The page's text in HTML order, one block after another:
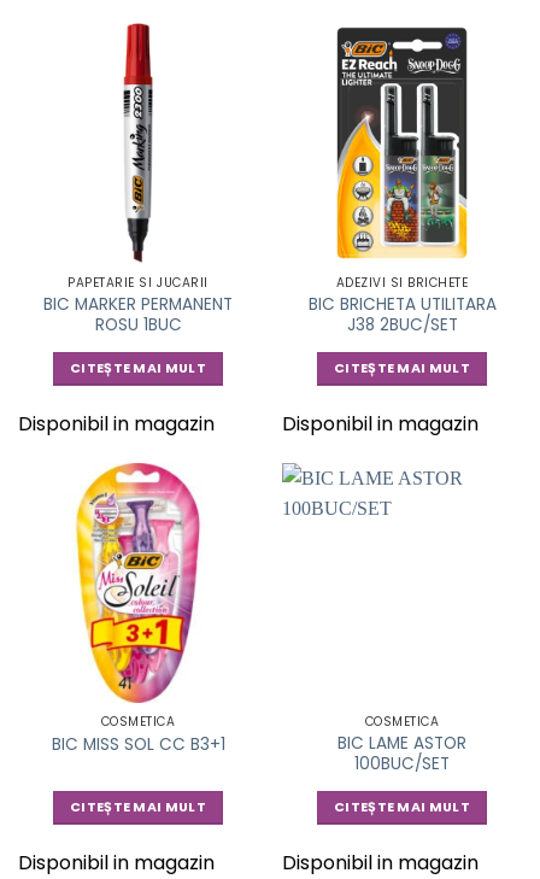
PAPETARIE SI JUCARII
BIC MARKER PERMANENT
ROSU 1BUC
CITEȘTE MAI MULT
Disponibil in magazin
ADEZIVI SI BRICHETE
BIC BRICHETA UTILITARA
J38 2BUC/SET
CITEȘTE MAI MULT
Disponibil in magazin
COSMETICA
BIC MISS SOL CC B3+1
CITEȘTE MAI MULT
Disponibil in magazin
COSMETICA
BIC LAME ASTOR
100BUC/SET
CITEȘTE MAI MULT
Disponibil in magazin